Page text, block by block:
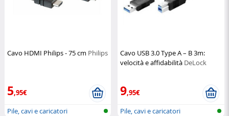
Cavo HDMI Philips - 75 cm Philips
5,95€
Pile, cavi e caricatori
Cavo USB 3.0 Type A – B 3m:
velocità e affidabilità DeLock
9,95€
Pile, cavi e caricatori